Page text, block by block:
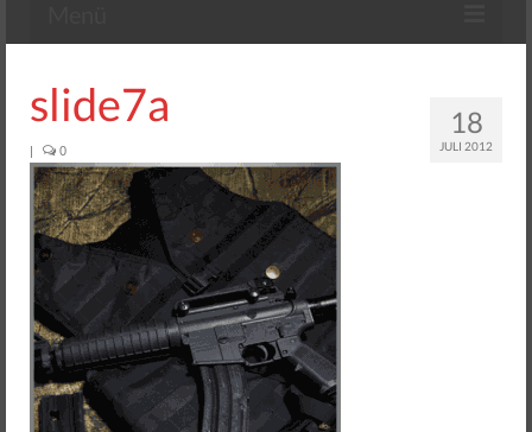
Lasertag Equipment
Zone Lasertag
Begeara
Helios 2 & 3
Helios Pro
Arena Zubehör
Lasergame Berlin GmbH
18
JULI 2012
slide7a
| 0